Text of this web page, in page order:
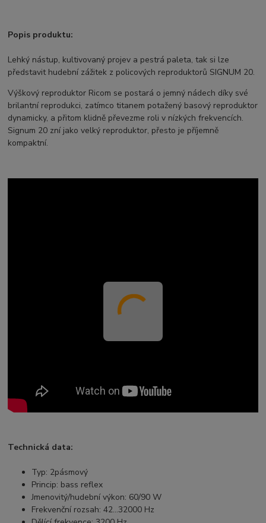
Popis produktu:
Lehký nástup, kultivovaný projev a pestrá paleta, tak si lze
představit hudební zážitek z policových reproduktorů SIGNUM 20.
Výškový reproduktor Ricom se postará o jemný nádech díky své
brilantní reprodukci, zatímco titanem potažený basový reproduktor
dynamicky, a přitom klidně převezme roli v nízkých frekvencích.
Signum 20 zní jako velký reproduktor, přesto je příjemně
kompaktní.
Technická data:
Typ: 2pásmový
Princip: bass reflex
Jmenovitý/hudební výkon: 60/90 W
Frekvenční rozsah: 42…32000 Hz